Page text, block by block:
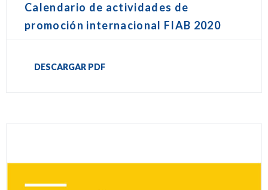
Calendario de actividades de
promoción internacional FIAB 2020
DESCARGAR PDF